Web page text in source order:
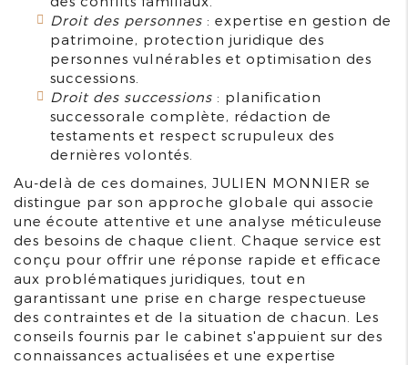
Droit des personnes : expertise en gestion de
patrimoine, protection juridique des
personnes vulnérables et optimisation des
successions.
Droit des successions : planification
successorale complète, rédaction de
testaments et respect scrupuleux des
dernières volontés.
Au-delà de ces domaines, JULIEN MONNIER se
distingue par son approche globale qui associe
une écoute attentive et une analyse méticuleuse
des besoins de chaque client. Chaque service est
conçu pour offrir une réponse rapide et efficace
aux problématiques juridiques, tout en
garantissant une prise en charge respectueuse
des contraintes et de la situation de chacun. Les
conseils fournis par le cabinet s'appuient sur des
connaissances actualisées et une expertise